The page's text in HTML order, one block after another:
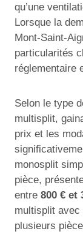
qu’une
Lorsque la
Mont-Saint-
particularités
réglementaire
Selon le type
multisplit,
prix et les
monosplit
pièce,
entre 800 € et
multisplit
plusieurs